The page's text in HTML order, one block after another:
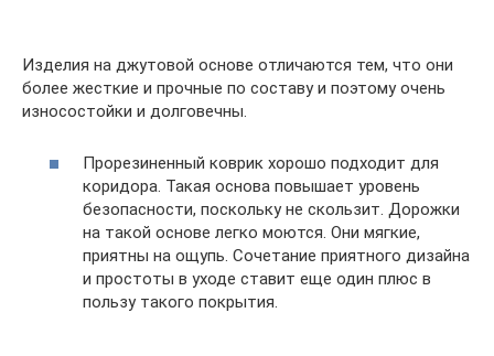
Изделия на джутовой основе отличаются тем, что они
более жесткие и прочные по составу и поэтому очень
износостойки и долговечны.
Прорезиненный коврик хорошо подходит для
коридора. Такая основа повышает уровень
безопасности, поскольку не скользит. Дорожки
на такой основе легко моются. Они мягкие,
приятны на ощупь. Сочетание приятного дизайна
и простоты в уходе ставит еще один плюс в
пользу такого покрытия.